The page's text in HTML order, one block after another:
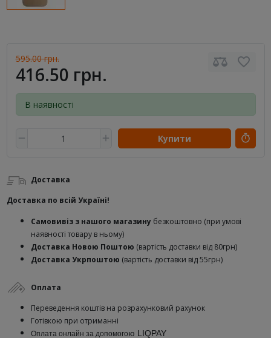
595.00 грн.
416.50 грн.
В наявності
Купити
Доставка
Доставка по всій Україні!
Самовивіз з нашого магазину безкоштовно (при умові
наявності товару в ньому)
Доставка Новою Поштою (вартість доставки від 80грн)
Доставка Укрпоштою (вартість доставки від 55грн)
Оплата
Переведення коштів на розрахунковий рахунок
Готівкою при отриманні
Оплата онлайн за допомогою LIQPAY